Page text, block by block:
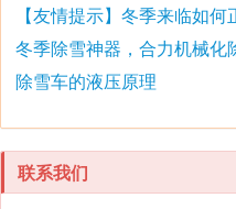
【友情提示】冬季来临如
冬季除雪神器，合力机械化
除雪车的液压原理
联系我们